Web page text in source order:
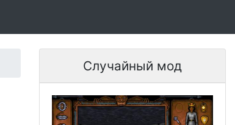
Случайный мод